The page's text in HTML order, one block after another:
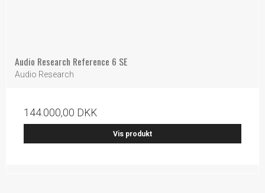
Audio Research Reference 6 SE
Audio Research
144.000,00 DKK
Vis produkt